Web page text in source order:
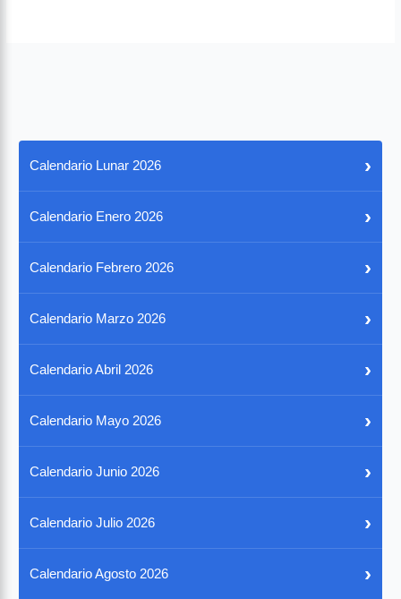
Calendario Lunar 2026 ›
Calendario Enero 2026 ›
Calendario Febrero 2026 ›
Calendario Marzo 2026 ›
Calendario Abril 2026 ›
Calendario Mayo 2026 ›
Calendario Junio 2026 ›
Calendario Julio 2026 ›
Calendario Agosto 2026 ›